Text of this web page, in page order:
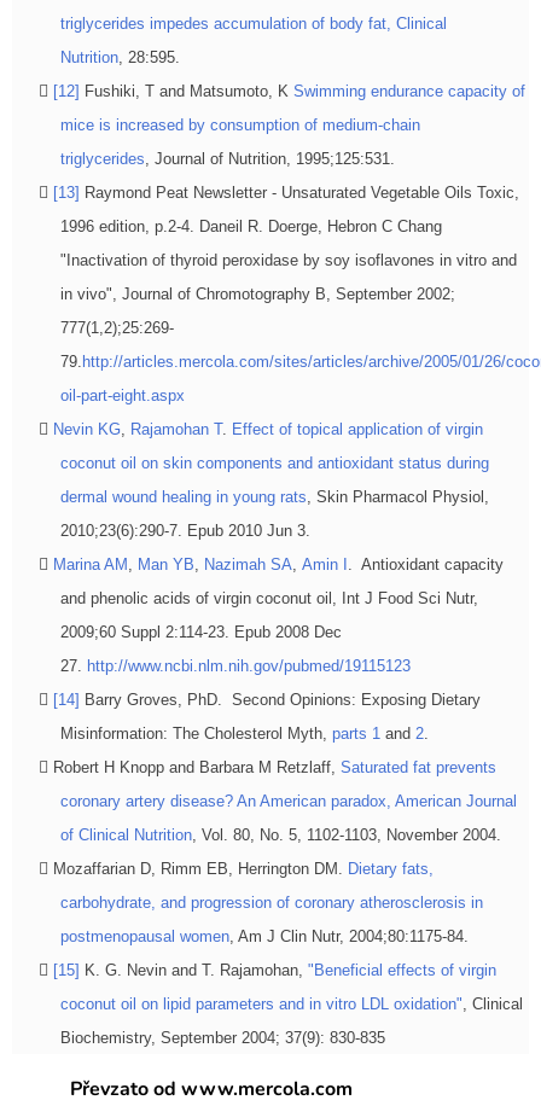
triglycerides impedes accumulation of body fat, Clinical
Nutrition , 28:595.
[12] Fushiki, T and Matsumoto, K Swimming endurance capacity of
mice is increased by consumption of medium-chain
triglycerides , Journal of Nutrition, 1995;125:531.
[13] Raymond Peat Newsletter - Unsaturated Vegetable Oils Toxic,
1996 edition, p.2-4. Daneil R. Doerge, Hebron C Chang
"Inactivation of thyroid peroxidase by soy isoflavones in vitro and
in vivo", Journal of Chromotography B, September 2002;
777(1,2);25:269-
79. http://articles.mercola.com/sites/articles/archive/2005/01/26/
oil-part-eight.aspx
Nevin KG
Rajamohan T. Effect of topical application of virgin
coconut oil on skin components and antioxidant status during
dermal wound healing in young rats , Skin Pharmacol Physiol,
2010;23(6):290-7. Epub 2010 Jun 3.
Marina AM
Man YB Nazimah SA Amin I
. Antioxidant capacity
and phenolic acids of virgin coconut oil, Int J Food Sci Nutr,
2009;60 Suppl 2:114-23. Epub 2008 Dec
27.
http://www.ncbi.nlm.nih.gov/pubmed/19115123
[14] Barry Groves, PhD. Second Opinions: Exposing Dietary
Misinformation: The Cholesterol Myth, parts 1 and 2
Robert H Knopp and Barbara M Retzlaff, Saturated fat prevents
coronary artery disease? An American paradox, American Journal
of Clinical Nutrition , Vol. 80, No. 5, 1102-1103, November 2004.
Mozaffarian D, Rimm EB, Herrington DM.
Dietary fats,
carbohydrate, and progression of coronary atherosclerosis in
postmenopausal women , Am J Clin Nutr, 2004;80:1175-84.
[15] K. G. Nevin and T. Rajamohan, "Beneficial effects of virgin
coconut oil on lipid parameters and in vitro LDL oxidation" , Clinical
Biochemistry, September 2004; 37(9): 830-835
Převzato od www.mercola.com